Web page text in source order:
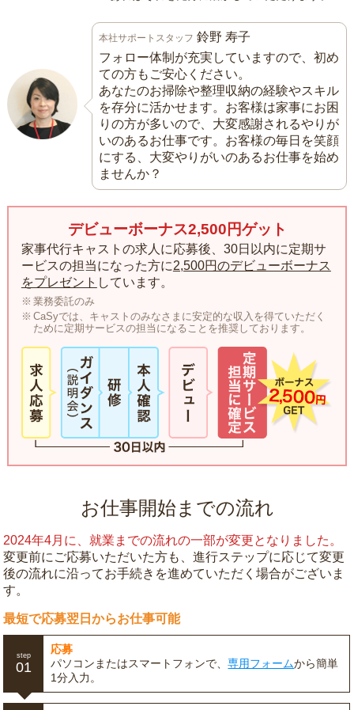
本社サポートスタッフ 鈴野 寿子
フォロー体制が充実していますので、初め
ての方もご安心ください。
あなたのお掃除や整理収納の経験やスキル
を存分に活かせます。お客様は家事にお困
りの方が多いので、大変感謝されるやりが
いのあるお仕事です。お客様の毎日を笑顔
にする、大変やりがいのあるお仕事を始め
ませんか？
デビューボーナス2,500円ゲット
家事代行キャストの求人に応募後、30日以内に定期サ
ービスの担当になった方に2,500円のデビューボーナス
をプレゼント しています。
業務委託のみ
CaSyでは、キャストのみなさまに安定的な収入を得ていただく
ために定期サービスの担当になることを推奨しております。
お仕事開始までの流れ
2024年4月に、就業までの流れの一部が変更となりました。
変更前にご応募いただいた方も、進行ステップに応じて変更
後の流れに沿ってお手続きを進めていただく場合がございま
す。
最短で応募翌日からお仕事可能
step
01
応募
パソコンまたはスマートフォンで、専用フォームから簡単
1分入力。